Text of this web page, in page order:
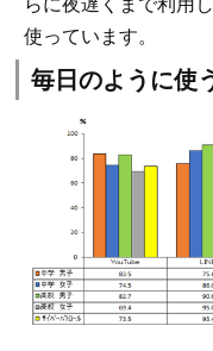
使っています。
毎日のように使